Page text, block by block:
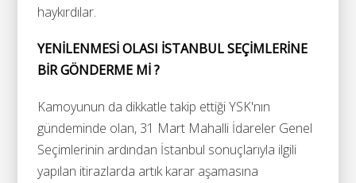
haykırdılar.
YENİLENMESİ OLASI İSTANBUL SEÇİMLERİNE
BİR GÖNDERME Mİ ?
Kamoyunun da dikkatle takip ettiği YSK'nın
gündeminde olan, 31 Mart Mahalli İdareler Genel
Seçimlerinin ardından İstanbul sonuçlarıyla ilgili
yapılan itirazlarda artık karar aşamasına